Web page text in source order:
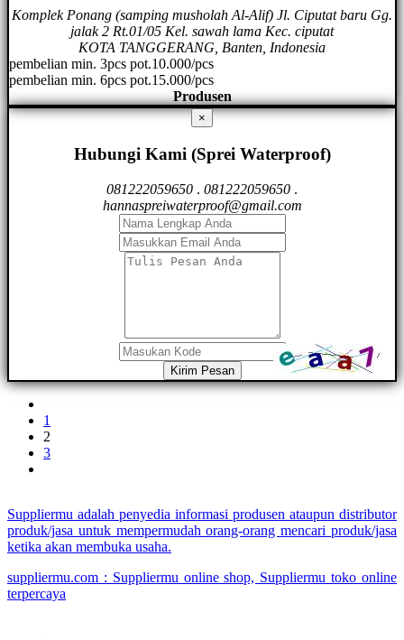
Komplek Ponang (samping musholah Al-Alif) Jl. Ciputat baru Gg.
jalak 2 Rt.01/05 Kel. sawah lama Kec. ciputat
KOTA TANGGERANG, Banten, Indonesia
pembelian min. 3pcs pot.10.000/pcs
pembelian min. 6pcs pot.15.000/pcs
Produsen
×
Hubungi Kami (Sprei Waterproof)
081222059650 . 081222059650 .
hannaspreiwaterproof@gmail.com
Kirim Pesan
1
2
3
Suppliermu adalah penyedia informasi produsen ataupun distributor
produk/jasa untuk mempermudah orang-orang mencari produk/jasa
ketika akan membuka usaha.
suppliermu.com : Suppliermu online shop, Suppliermu toko online
terpercaya